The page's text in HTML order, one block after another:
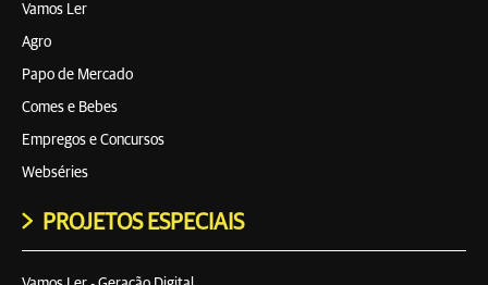
Vamos Ler
Agro
Papo de Mercado
Comes e Bebes
Empregos e Concursos
Webséries
PROJETOS ESPECIAIS